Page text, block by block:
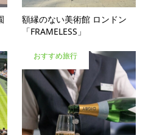
額縁のない美術館 ロンドン
「FRAMELESS」
おすすめ旅行